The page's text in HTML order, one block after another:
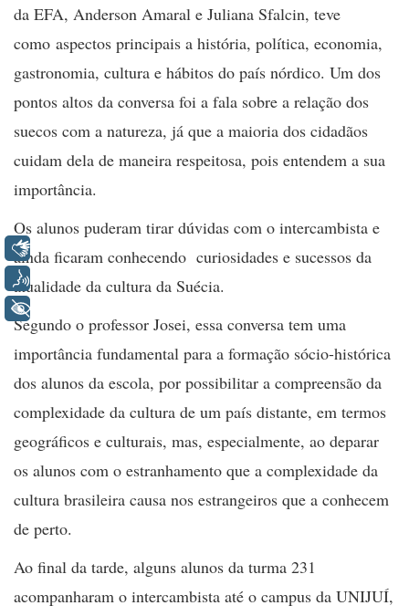
da EFA, Anderson Amaral e Juliana Sfalcin, teve
como aspectos principais a história, política, economia,
gastronomia, cultura e hábitos do país nórdico. Um dos
pontos altos da conversa foi a fala sobre a relação dos
suecos com a natureza, já que a maioria dos cidadãos
cuidam dela de maneira respeitosa, pois entendem a sua
importância.
Os alunos puderam tirar dúvidas com o intercambista e
ainda ficaram conhecendo curiosidades e sucessos da
atualidade da cultura da Suécia.
Segundo o professor Josei, essa conversa tem uma
importância fundamental para a formação sócio-histórica
dos alunos da escola, por possibilitar a compreensão da
complexidade da cultura de um país distante, em termos
geográficos e culturais, mas, especialmente, ao deparar
os alunos com o estranhamento que a complexidade da
cultura brasileira causa nos estrangeiros que a conhecem
de perto.
Ao final da tarde, alguns alunos da turma 231
acompanharam o intercambista até o campus da UNIJUÍ,
Libras
Voz